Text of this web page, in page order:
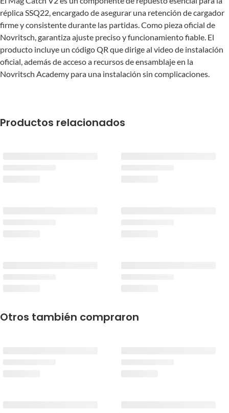
réplica SSQ22, encargado de asegurar una retención de cargador
firme y consistente durante las partidas. Como pieza oficial de
Novritsch, garantiza ajuste preciso y funcionamiento fiable. El
producto incluye un código QR que dirige al video de instalación
oficial, además de acceso a recursos de ensamblaje en la
Novritsch Academy para una instalación sin complicaciones.
Productos relacionados
Otros también compraron